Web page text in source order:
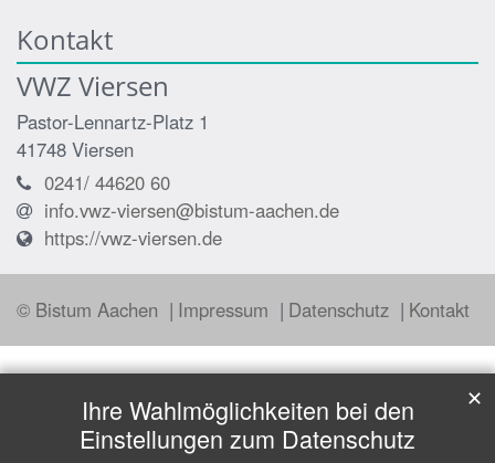
Kontakt
VWZ Viersen
Pastor-Lennartz-Platz 1
41748 Viersen
0241/ 44620 60
info.vwz-viersen@bistum-aachen.de
https://vwz-viersen.de
© Bistum Aachen Impressum Datenschutz Kontakt
Ihre Wahlmöglichkeiten bei den
Einstellungen zum Datenschutz
✕